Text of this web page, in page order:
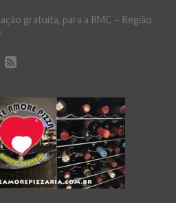
gratuita, para a RMC – Região